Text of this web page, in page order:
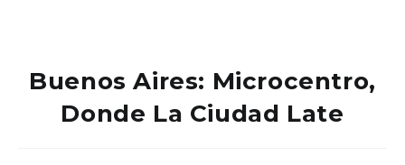
Buenos Aires: Microcentro,
Donde La Ciudad Late